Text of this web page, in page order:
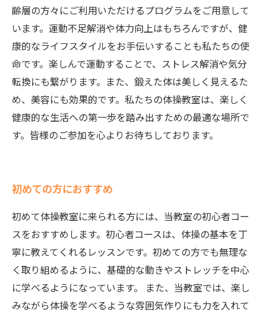
齢層の方々にご利用いただけるプログラムをご用意して
います。運動不足解消や体力向上はもちろんですが、健
康的なライフスタイルをお手伝いすることも私たちの使
命です。楽しんで運動することで、ストレス解消や気分
転換にも繋がります。また、鍛えた体は美しく見えるた
め、美容にも効果的です。私たちの体操教室は、楽しく
健康的な生活への第一歩を踏み出すための最適な場所で
す。皆様のご参加を心よりお待ちしております。
初めての方におすすめ
初めて体操教室に来られる方には、当教室の初心者コー
スをおすすめします。初心者コースは、体操の基本を丁
寧に教えてくれるレッスンです。初めての方でも無理な
く取り組めるように、基礎的な動きやストレッチを中心
に学べるようになっています。 また、当教室では、楽し
みながら体操を学べるような雰囲気作りにも力を入れて